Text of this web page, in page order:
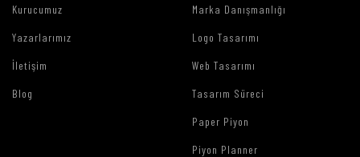
Kurucumuz
Yazarlarımız
İletişim
Blog
Marka Danışmanlığı
Logo Tasarımı
Web Tasarımı
Tasarım Süreci
Paper Piyon
Piyon Planner